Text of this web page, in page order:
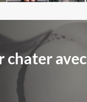
chater avec